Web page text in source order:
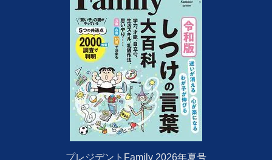
プレジデントFamily 2026年夏号